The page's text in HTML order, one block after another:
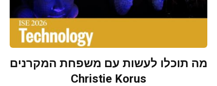
מה תוכלו לעשות עם משפחת המקרנים
Christie Korus